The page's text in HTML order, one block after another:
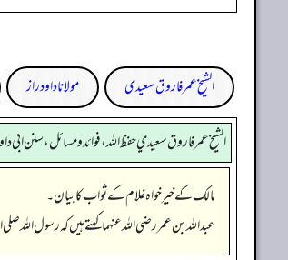
الشیخ عمر فاروق سعیدی
مولانا داود راز
الشيخ عمر فاروق سعيدي حفظ الله، فوائد و مسائل، سنن ابي
مالک کے خیرخواہ غلام کے ثواب کا بیان۔
عبداللہ بن عمر رضی اللہ عنہما کہتے ہیں کہ رسول اللہ